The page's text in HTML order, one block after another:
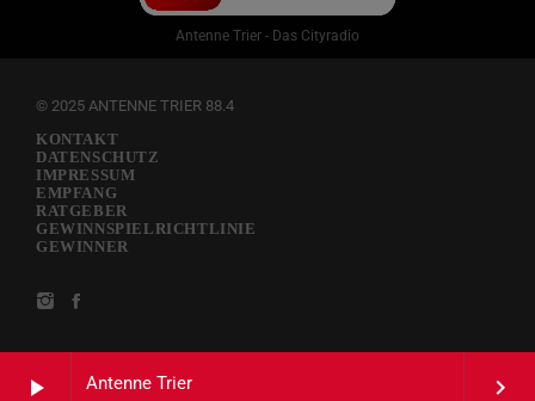
play_arrow Antenne Trier keyboard_arrow_right
Antenne Trier - Das Cityradio
© 2025 ANTENNE TRIER 88.4
KONTAKT
DATENSCHUTZ
IMPRESSUM
EMPFANG
RATGEBER
GEWINNSPIELRICHTLINIE
GEWINNER